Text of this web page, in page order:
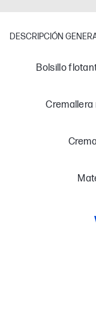
DESCRIPCIÓN
Bolsillo